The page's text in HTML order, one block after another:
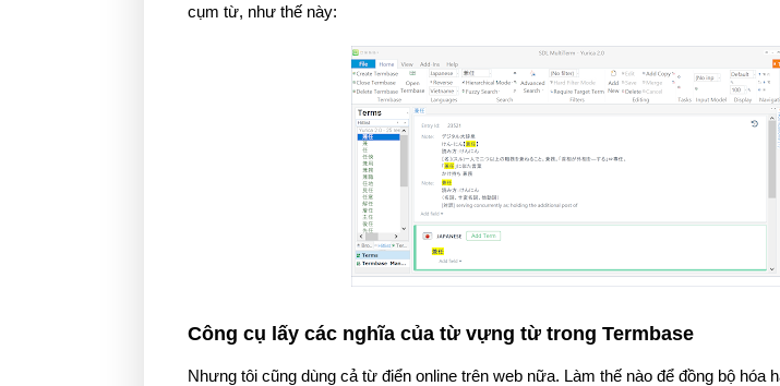
cụm từ, như thế này:
Công cụ lấy các nghĩa của từ vựng từ trong Termbase
Nhưng tôi cũng dùng cả từ điển online trên web nữa. Làm thế nào để đồng bộ hóa